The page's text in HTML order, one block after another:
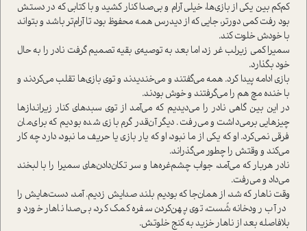
کم‌کم بین یکی از بازی‌ها، خیلی آرام و بی‌صدا کنار کشید و با کتابی که در دستش
بود رفت کمی دور‌تر، جایی که از دیدرس همه محفوظ بود، تا آرام‌تر باشد و بتواند
با خودش خلوت کند.
سمیرا کمی زیرلب غر زد، اما بعد به توصیه‌ی بقیه تصمیم گرفت نادر را به حال
خود بگذارد.
بازی ادامه پیدا کرد. همه می‌گفتند و می‌خندیدند و توی بازی‌ها تقلب می‌کردند و
با خنده مچ هم را می‌گرفتند و خوش بودند.
در این بین گاهی نادر را می‌دیدیم که می‌آمد از توی سبدهای کنار زیراندازها
چیزهایی برمی‌داشت و می‌رفت. دیگر آن‌قدر گرم بازی شده بودیم که برای‌مان
فرقی نمی‌کرد. او که یکی از ما نبود، او که یار بازی یا حریف ما نبود، دارد چه‌ کار
می‌کند و وقتش را چطور می‌گذراند.
نادر هر‌بار که می‌آمد، جواب چشم‌غره‌ها و سر تکان‌‌دادن‌های سمیرا را با لبخند
می‌داد و می‌رفت.
وقت ناهار که شد، از همان‌جا که بودیم بلند صدایش زدیم. آمد، دست‌هایش را
در آب رودخانه شُست، توی پهن‌کردن سفره کمک کرد، بی‌صدا ناهار خورد و
بلافاصله بعد از ناهار خزید به کنج خلوتش.